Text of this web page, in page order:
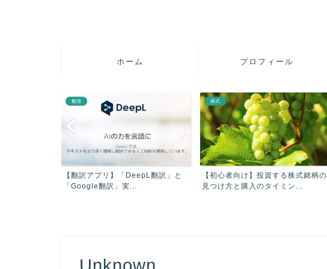
ホーム プロフィール
勉強
【翻訳アプリ】「DeepL翻訳」と
「Google翻訳」実...
株式
【初心者向け】投資する株式銘柄の
見つけ方と購入のタイミン...